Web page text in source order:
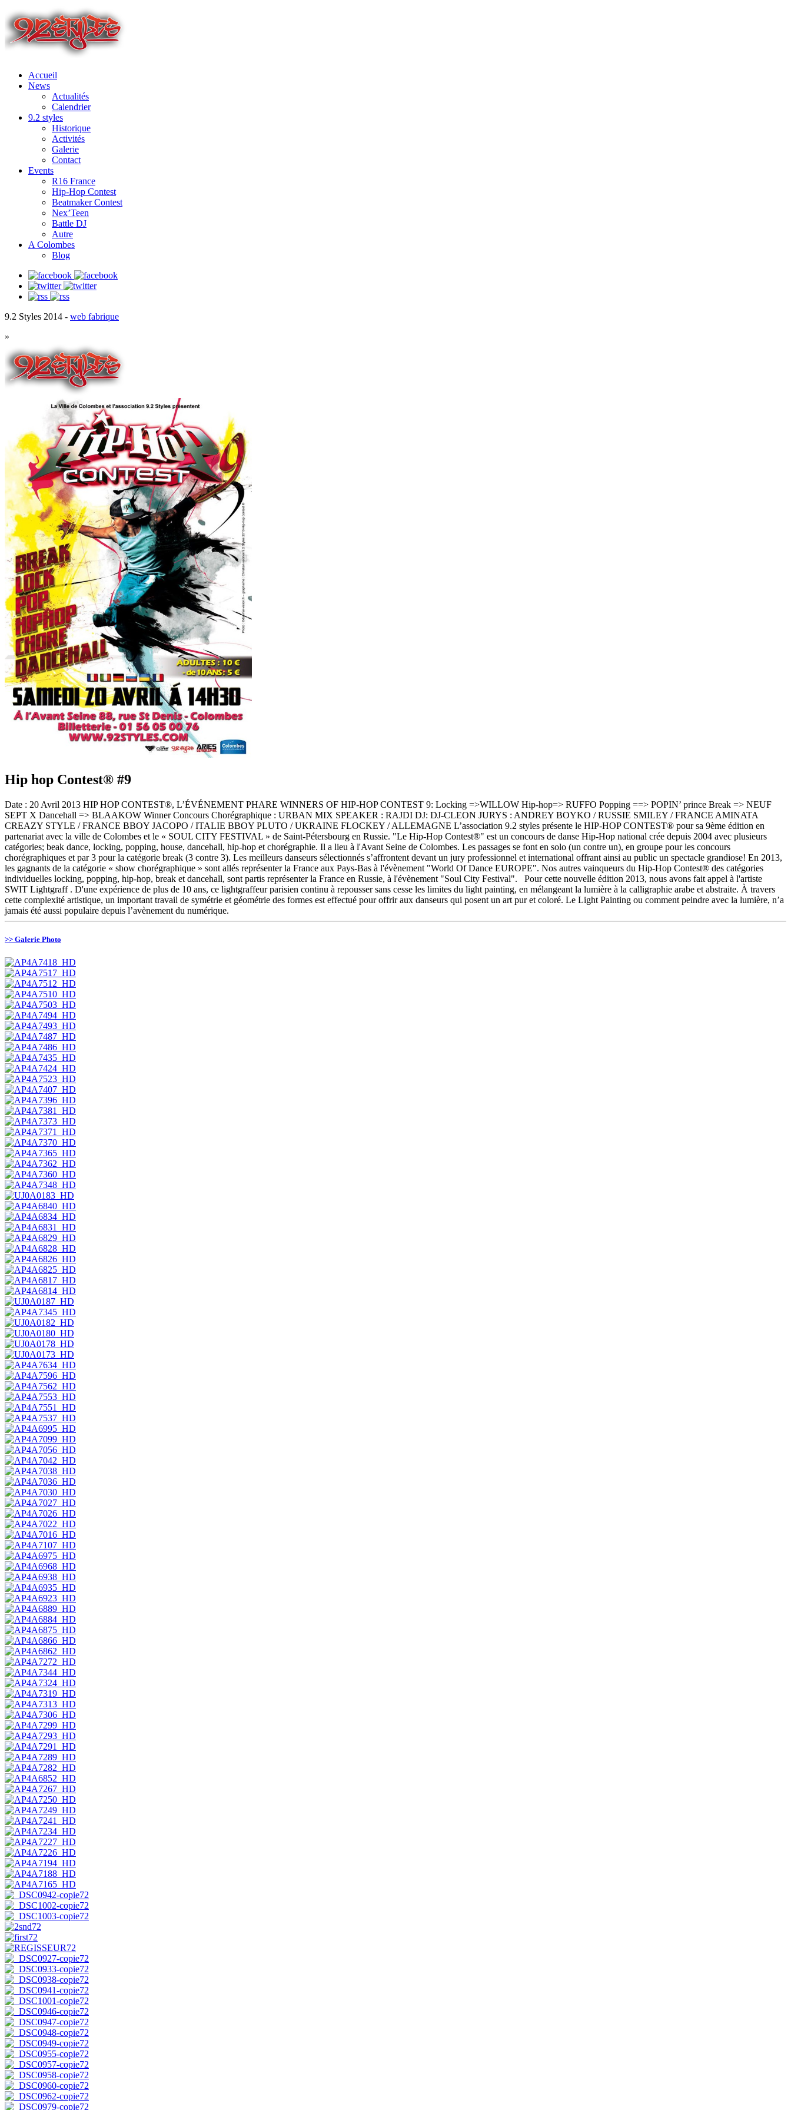
Accueil
News
Actualités
Calendrier
9.2 styles
Historique
Activités
Galerie
Contact
Events
R16 France
Hip-Hop Contest
Beatmaker Contest
Nex’Teen
Battle DJ
Autre
A Colombes
Blog
9.2 Styles 2014 - web fabrique
»
Hip hop Contest® #9
Date : 20 Avril 2013 HIP HOP CONTEST®, L’ÉVÉNEMENT PHARE WINNERS OF HIP-HOP CONTEST 9: Locking =>WILLOW Hip-hop=> RUFFO Popping ==> POPIN’ prince Break => NEUF
SEPT X Dancehall => BLAAKOW Winner Concours Chorégraphique : URBAN MIX SPEAKER : RAJDI DJ: DJ-CLEON JURYS : ANDREY BOYKO / RUSSIE SMILEY / FRANCE AMINATA
CREAZY STYLE / FRANCE BBOY JACOPO / ITALIE BBOY PLUTO / UKRAINE FLOCKEY / ALLEMAGNE L’association 9.2 styles présente le HIP-HOP CONTEST® pour sa 9ème édition en
partenariat avec la ville de Colombes et le « SOUL CITY FESTIVAL » de Saint-Pétersbourg en Russie. "Le Hip-Hop Contest®" est un concours de danse Hip-Hop national crée depuis 2004 avec plusieurs
catégories; beak dance, locking, popping, house, dancehall, hip-hop et chorégraphie. Il a lieu à l'Avant Seine de Colombes. Les passages se font en solo (un contre un), en groupe pour les concours
chorégraphiques et par 3 pour la catégorie break (3 contre 3). Les meilleurs danseurs sélectionnés s’affrontent devant un jury professionnel et international offrant ainsi au public un spectacle grandiose! En 2013,
les gagnants de la catégorie « show chorégraphique » sont allés représenter la France aux Pays-Bas à l'évènement "World Of Dance EUROPE". Nos autres vainqueurs du Hip-Hop Contest® des catégories
individuelles locking, popping, hip-hop, break et dancehall, sont partis représenter la France en Russie, à l'évènement "Soul City Festival". Pour cette nouvelle édition 2013, nous avons fait appel à l'artiste
SWIT Lightgraff . D'une expérience de plus de 10 ans, ce lightgraffeur parisien continu à repousser sans cesse les limites du light painting, en mélangeant la lumière à la calligraphie arabe et abstraite. À travers
cette complexité artistique, un important travail de symétrie et géométrie des formes est effectué pour offrir aux danseurs qui posent un art pur et coloré. Le Light Painting ou comment peindre avec la lumière, n’a
jamais été aussi populaire depuis l’avènement du numérique.
>> Galerie Photo